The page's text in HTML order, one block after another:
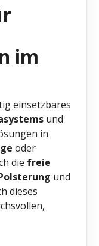
im
einsetzbares
und
in
oder
die freie
und
dieses